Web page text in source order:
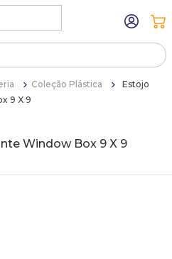
Coleção Plástica
Estojo
9 X 9
Window Box 9 X 9
máquina relógio pulso
canetas
bandejas